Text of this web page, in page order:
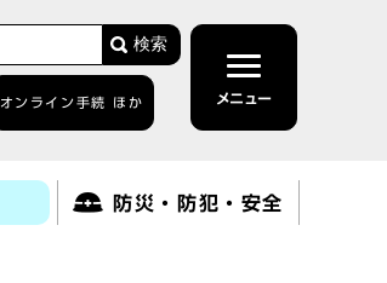
検索
オンライン手続 ほか メニュー
防災・防犯・安全